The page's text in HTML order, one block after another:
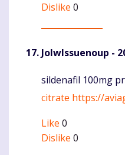
Dislike 0
JolwIssuenoup -
Komentaras
sildenafil 100mg
citrate https://
Like 0
Dislike 0